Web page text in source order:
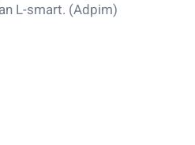
L-smart. (Adpim)